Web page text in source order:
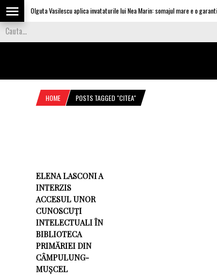
Olguta Vasilescu aplica invataturile lui Nea Marin: somajul mare e o
HOME POSTS TAGGED "CITEA"
ELENA LASCONI A
INTERZIS
ACCESUL UNOR
CUNOSCUȚI
INTELECTUALI ÎN
BIBLIOTECA
PRIMĂRIEI DIN
CÂMPULUNG-
MUȘCEL